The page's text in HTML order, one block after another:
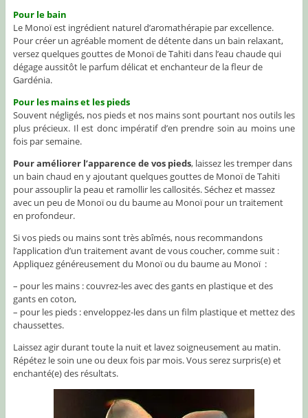
Pour le bain
Le Monoï est ingrédient naturel d’aromathérapie par excellence.
Pour créer un agréable moment de détente dans un bain relaxant,
versez quelques gouttes de Monoï de Tahiti dans l’eau chaude qui
dégage aussitôt le parfum délicat et enchanteur de la fleur de
Gardénia.
Pour les mains et les pieds
Souvent négligés, nos pieds et nos mains sont pourtant nos outils les
plus précieux. Il est donc impératif d’en prendre soin au moins une
fois par semaine.
Pour améliorer l’apparence de vos pieds, laissez les tremper dans
un bain chaud en y ajoutant quelques gouttes de Monoï de Tahiti
pour assouplir la peau et ramollir les callosités. Séchez et massez
avec un peu de Monoï ou du baume au Monoï pour un traitement
en profondeur.
Si vos pieds ou mains sont très abîmés, nous recommandons
l’application d’un traitement avant de vous coucher, comme suit :
Appliquez généreusement du Monoï ou du baume au Monoï :
– pour les mains : couvrez-les avec des gants en plastique et des
gants en coton,
– pour les pieds : enveloppez-les dans un film plastique et mettez des
chaussettes.
Laissez agir durant toute la nuit et lavez soigneusement au matin.
Répétez le soin une ou deux fois par mois. Vous serez surpris(e) et
enchanté(e) des résultats.